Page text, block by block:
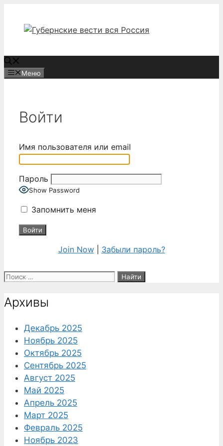
содержимому
Меню
Войти
Имя пользователя или email
Пароль
Show Password
Запомнить меня
Join Now| Забыли пароль?
Поиск:
Архивы
Декабрь 2025
Ноябрь 2025
Октябрь 2025
Сентябрь 2025
Август 2025
Май 2025
Апрель 2025
Март 2025
Февраль 2025
Ноябрь 2023